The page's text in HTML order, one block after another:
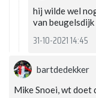
hij wilde wel
van beugelsdijk
31-10-2021 14:45
bartdedekker
Mike Snoei, wt doet